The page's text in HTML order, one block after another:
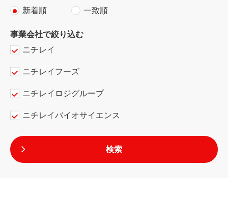
新着順
一致順
事業会社で絞り込む
ニチレイ
ニチレイフーズ
ニチレイロジグループ
ニチレイバイオサイエンス